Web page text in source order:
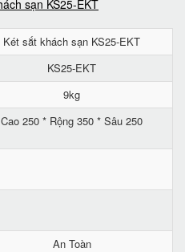
Két sắt khách sạn KS25-EKT
KS25-EKT
9kg
Cao 250 * Rộng 350 * Sâu 250
An Toàn